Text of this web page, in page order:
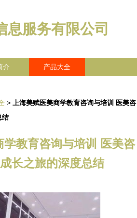
息服务有限公司
介 产品大全
>
上海美赋医美商学教育咨询与培训 医美咨
结
学教育咨询与培训 医美咨
长之旅的深度总结